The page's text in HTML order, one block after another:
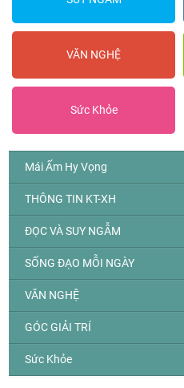
VĂN NGHỆ
Sức Khỏe
Mái Ấm Hy Vọng
THÔNG TIN KT-XH
ĐỌC VÀ SUY NGẪM
SỐNG ĐẠO MỖI NGÀY
VĂN NGHỆ
GÓC GIẢI TRÍ
Sức Khỏe